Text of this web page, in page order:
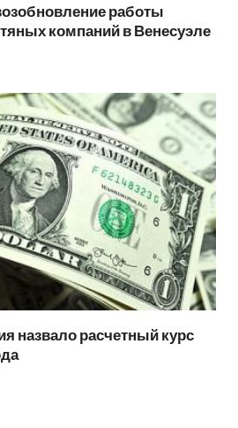
работы
компаний в Венесуэле
назвало расчетный курс